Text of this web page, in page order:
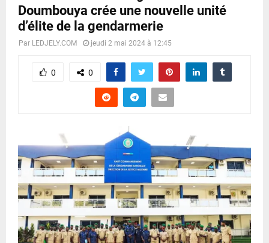
Doumbouya crée une nouvelle unité
d’élite de la gendarmerie
Par LEDJELY.COM jeudi 2 mai 2024 à 12:45
0 0